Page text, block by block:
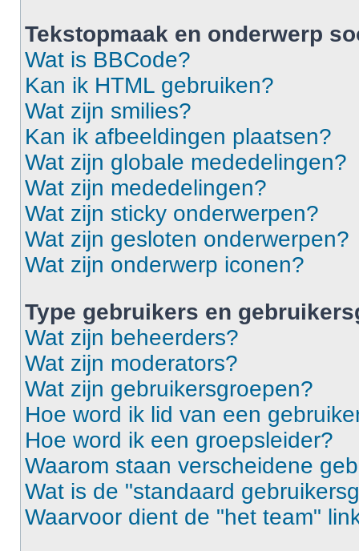
Tekstopmaak en onderwerp
Wat is BBCode?
Kan ik HTML gebruiken?
Wat zijn smilies?
Kan ik afbeeldingen plaatsen?
Wat zijn globale mededelingen?
Wat zijn mededelingen?
Wat zijn sticky onderwerpen?
Wat zijn gesloten onderwerpen?
Wat zijn onderwerp iconen?
Type gebruikers en
Wat zijn beheerders?
Wat zijn moderators?
Wat zijn gebruikersgroepen?
Hoe word ik lid van een
Hoe word ik een groepsleider?
Waarom staan verscheidene
Wat is de "standaard
Waarvoor dient de "het team"